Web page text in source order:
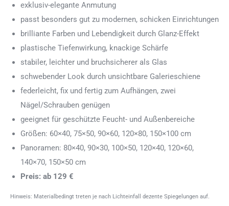
exklusiv-elegante Anmutung
passt besonders gut zu modernen, schicken Einrichtungen
brilliante Farben und Lebendigkeit durch Glanz-Effekt
plastische Tiefenwirkung, knackige Schärfe
stabiler, leichter und bruchsicherer als Glas
schwebender Look durch unsichtbare Galerieschiene
federleicht, fix und fertig zum Aufhängen, zwei
Nägel/Schrauben genügen
geeignet für geschützte Feucht- und Außenbereiche
Größen: 60×40, 75×50, 90×60, 120×80, 150×100 cm
Panoramen: 80×40, 90×30, 100×50, 120×40, 120×60,
140×70, 150×50 cm
Preis: ab 129 €
Hinweis: Materialbedingt treten je nach Lichteinfall dezente Spiegelungen auf.